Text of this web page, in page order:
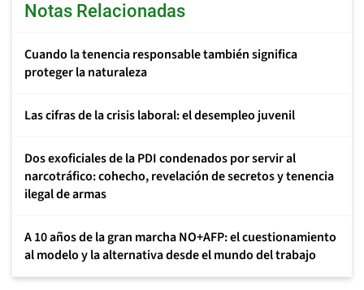
Notas Relacionadas
Cuando la tenencia responsable también significa
proteger la naturaleza
Las cifras de la crisis laboral: el desempleo juvenil
Dos exoficiales de la PDI condenados por servir al
narcotráfico: cohecho, revelación de secretos y tenencia
ilegal de armas
A 10 años de la gran marcha NO+AFP: el cuestionamiento
al modelo y la alternativa desde el mundo del trabajo